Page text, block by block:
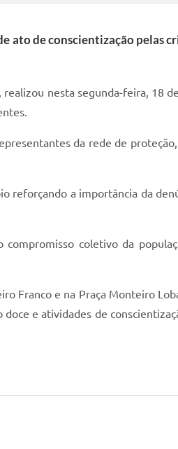
ato de conscientização pelas
nesta segunda-feira, 18
da rede de
reforçando a importância da
compromisso coletivo da
Franco e na Praça Monteiro
e atividades de